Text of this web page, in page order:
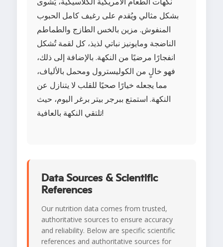
بشكل مثالي ويُقدم على رغيف كامل الحبوب
المنفوش. مزين بالخس الطازج والطماطم
الناضجة ومايونيز نباتي لذيذ، كل لقمة تُشكل
انفجارًا مرضيًا من النكهة. بالإضافة إلى ذلك،
فهو خالٍ من الكوليسترول ومحمل بالألياف،
مما يجعله خيارًا صحيًا للقلب لا يتنازل عن
النكهة. استمتع ببرجر بيتر برغر اليوم، حيث
تلتقي النكهة بالعافية!
Data Sources & Scientific
References
Our nutrition data comes from trusted,
authoritative sources to ensure accuracy
and reliability. Below are specific scientific
references and authoritative sources for